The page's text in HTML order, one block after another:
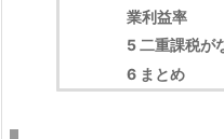
業利益率
5二重課税が
6 まとめ